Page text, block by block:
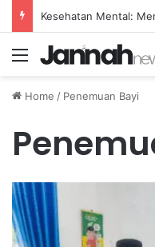
Menu
Home / Penemuan Bayi